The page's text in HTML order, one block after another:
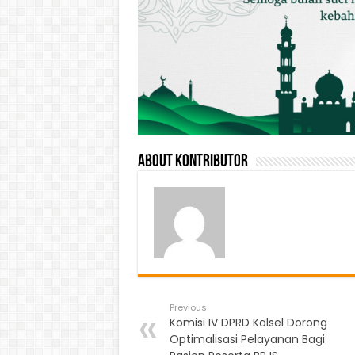
About Kontributor
Previous
Komisi IV DPRD Kalsel Dorong
Optimalisasi Pelayanan Bagi